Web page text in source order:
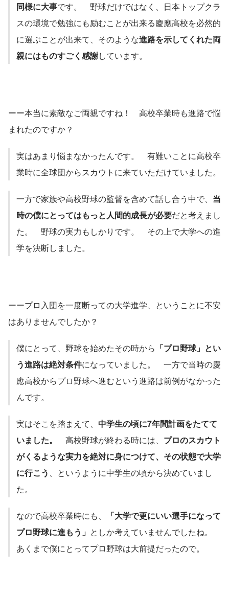
同様に大事です。　野球だけではなく、日本トップクラ
スの環境で勉強にも励むことが出来る慶應高校を必然的
に選ぶことが出来て、そのような進路を示してくれた両
親にはものすごく感謝しています。
ーー本当に素敵なご両親ですね！　高校卒業時も進路で悩
まれたのですか？
実はあまり悩まなかったんです。　有難いことに高校卒
業時に全球団からスカウトに来ていただけていました。
一方で家族や高校野球の監督を含めて話し合う中で、 当
時の僕にとってはもっと人間的成長が必要だと考えまし
た。　野球の実力もしかりです。　その上で大学への進
学を決断しました。
ーープロ入団を一度断っての大学進学、ということに不安
はありませんでしたか？
僕にとって、野球を始めたその時から 「プロ野球」とい
う進路は絶対条件になっていました。　一方で当時の慶
應高校からプロ野球へ進むという進路は前例がなかった
んです。
実はそこを踏まえて、 中学生の頃に7年間計画をたてて
いました。 高校野球が終わる時には、 プロのスカウト
がくるような実力を絶対に身につけて、その状態で大学
に行こう 、というように中学生の頃から決めていまし
た。
なので高校卒業時にも、
「大学で更にいい選手になって
プロ野球に進もう」 としか考えていませんでしたね。
あくまで僕にとってプロ野球は大前提だったので。